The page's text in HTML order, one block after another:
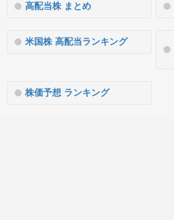
高配当株 まとめ
米国株 高配当ランキング
株価予想 ランキング